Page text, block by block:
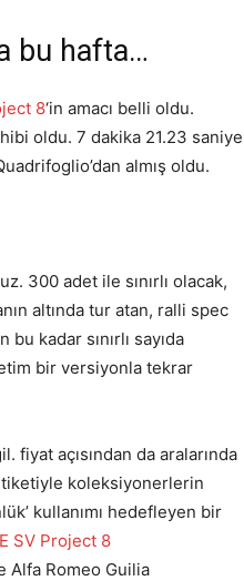
bu hafta…
8‘in amacı belli oldu.
oldu. 7 dakika 21.23 saniye
almış oldu.
300 adet ile sınırlı olacak,
altında tur atan, ralli spec
kadar sınırlı sayıda
bir versiyonla tekrar
fiyat açısından da aralarında
koleksiyonerlerin
kullanımı hedefleyen bir
SV Project 8
Alfa Romeo Guilia